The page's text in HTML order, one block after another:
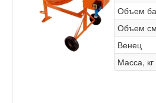
Объем
Объем
Венец
Масса, кг